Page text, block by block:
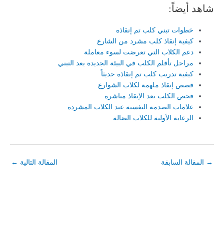
شاهد أيضاً:
خطوات تبني كلب تم إنقاذه
كيفية إنقاذ كلب مشرد من الشارع
دعم الكلاب التي تعرضت لسوء معاملة
مراحل تأقلم الكلب في البيئة الجديدة بعد التبني
كيفية تدريب كلب تم إنقاذه حديثاً
قصص إنقاذ ملهمة لكلاب الشوارع
فحص الكلب بعد الإنقاذ مباشرة
علامات الصدمة النفسية عند الكلاب المشردة
الرعاية الأولية للكلاب الضالة
→ المقالة السابقة المقالة التالية ←